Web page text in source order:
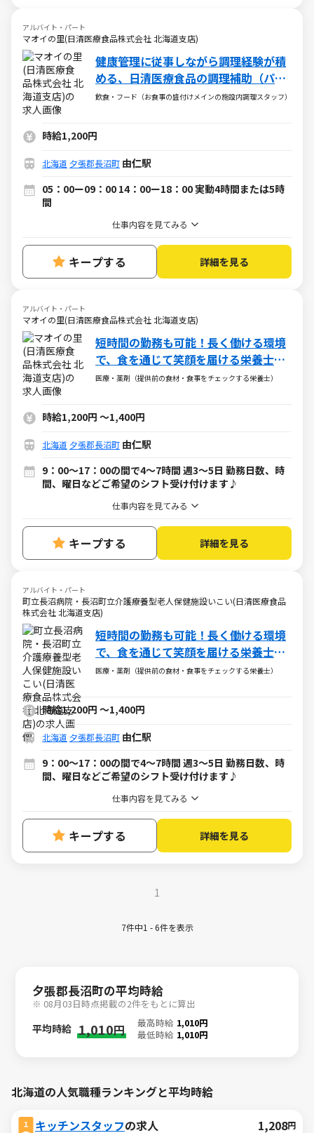
アルバイト・パート
マオイの里(日清医療食品株式会社 北海道支店)
健康管理に従事しながら調理経験が積
める、日清医療食品の調理補助（パー
ト・アルバイト）求人
飲食・フード（お食事の盛付けメインの施設内調理スタッフ）
時給1,200円
北海道 夕張郡長沼町 由仁駅
05：00ー09：00 14：00ー18：00 実動4時間または5時
間
仕事内容を見てみる
キープする 詳細を見る
アルバイト・パート
マオイの里(日清医療食品株式会社 北海道支店)
短時間の勤務も可能！長く働ける環境
で、食を通じて笑顔を届ける栄養士と
して活躍しませんか？
医療・薬剤（提供前の食材・食事をチェックする栄養士）
時給1,200円 ～1,400円
北海道 夕張郡長沼町 由仁駅
9：00～17：00の間で4～7時間 週3～5日 勤務日数、時
間、曜日などご希望のシフト受け付けます♪
仕事内容を見てみる
キープする 詳細を見る
アルバイト・パート
町立長沼病院・長沼町立介護療養型老人保健施設いこい(日清医療食品
株式会社 北海道支店)
短時間の勤務も可能！長く働ける環境
で、食を通じて笑顔を届ける栄養士と
して活躍しませんか？
医療・薬剤（提供前の食材・食事をチェックする栄養士）
時給1,200円 ～1,400円
北海道 夕張郡長沼町 由仁駅
9：00～17：00の間で4～7時間 週3～5日 勤務日数、時
間、曜日などご希望のシフト受け付けます♪
仕事内容を見てみる
キープする 詳細を見る
1
7件中1 - 6件を表示
夕張郡長沼町の平均時給
※ 08月03日時点掲載の2件をもとに算出
平均時給 1,010円 最高時給 1,010円
最低時給 1,010円
北海道の人気職種ランキングと平均時給
キッチンスタッフの求人 1,208円